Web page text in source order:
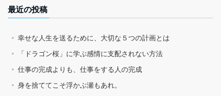
最近の投稿
幸せな人生を送るために、大切な５つの計画とは
「ドラゴン桜」に学ぶ感情に支配されない方法
仕事の完成よりも、仕事をする人の完成
身を捨ててこそ浮かぶ瀬もあれ。